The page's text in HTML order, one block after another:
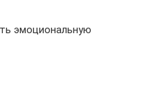
эмоциональную